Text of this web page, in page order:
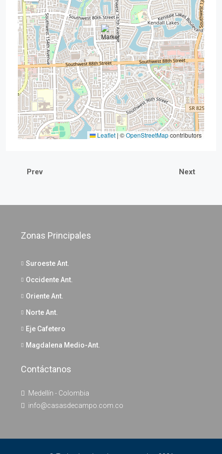
Leaflet | ©OpenStreetMapcontributors
Prev Next
Zonas Principales
Suroeste Ant.
Occidente Ant.
Oriente Ant.
Norte Ant.
Eje Cafetero
Magdalena Medio-Ant.
Contáctanos
Medellín - Colombia
info@casasdecampo.com.co